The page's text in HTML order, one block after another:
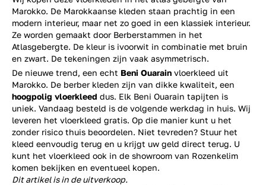
Marokko. De Marokkaanse kleden staan prachtig in een
modern interieur, maar net zo goed in een klassiek interieur.
Ze worden gemaakt door Berberstammen in het
Atlasgebergte. De kleur is ivoorwit in combinatie met bruin
en zwart. De tekeningen zijn vaak asymmetrisch.
De nieuwe trend, een echt Beni Ouarain vloerkleed uit
Marokko. De berber kleden zijn van dikke kwaliteit, een
hoogpolig vloerkleed dus. Elk Beni Ouarain tapijten is
uniek. Vandaag besteld is de volgende werkdag in huis. Wij
leveren het vloerkleed gratis. Op die manier kunt u het
zonder risico thuis beoordelen. Niet tevreden? Stuur het
kleed eenvoudig terug en u krijgt uw geld direct terug. U
kunt het vloerkleed ook in de showroom van Rozenkelim
komen bekijken en eventueel kopen.
Dit artikel is in de uitverkoop.